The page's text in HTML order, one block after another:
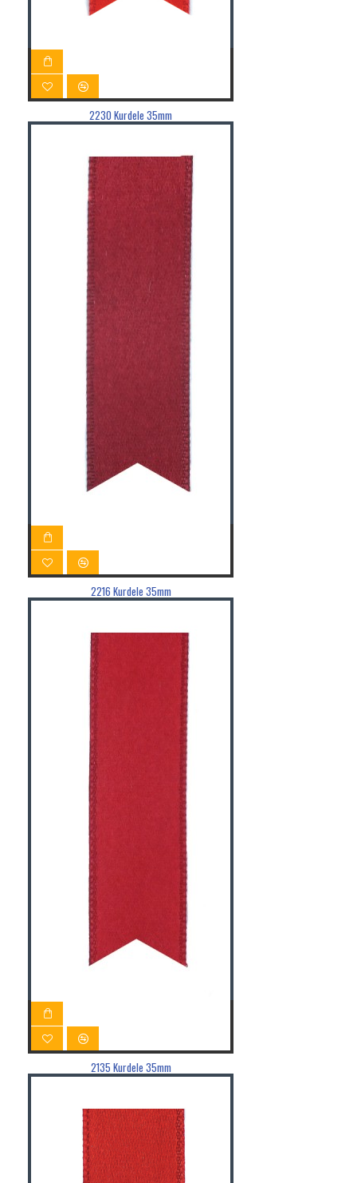
2230 Kurdele 35mm
2216 Kurdele 35mm
2135 Kurdele 35mm